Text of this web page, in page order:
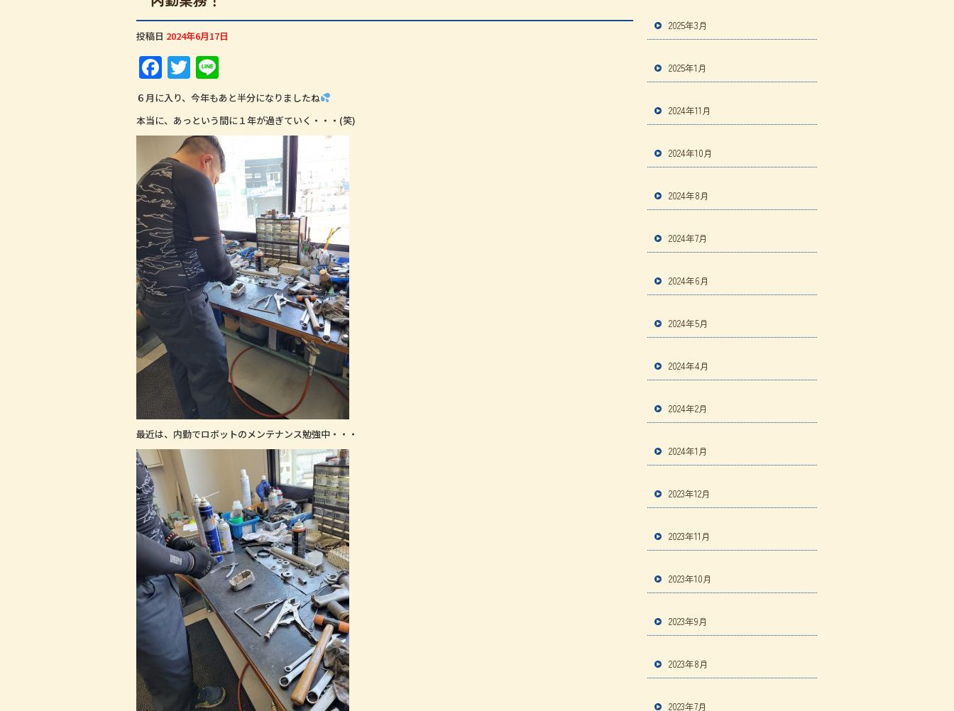
投稿日 2024年6月17日
F
a
c
e
b
o
o
k
T
w
it
te
r
n
e
６月に入り、今年もあと半分になりましたね
本当に、あっという間に１年が過ぎていく・・・(笑)
最近は、内勤でロボットのメンテナンス勉強中・・・
2025年3月
2025年1月
2024年11月
2024年10月
2024年8月
2024年7月
2024年6月
2024年5月
2024年4月
2024年2月
2024年1月
2023年12月
2023年11月
2023年10月
2023年9月
2023年8月
2023年7月